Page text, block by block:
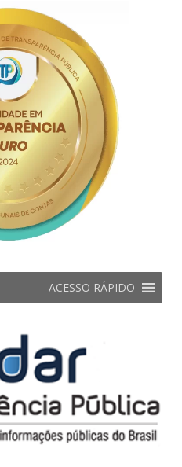
ACESSO RÁPIDO